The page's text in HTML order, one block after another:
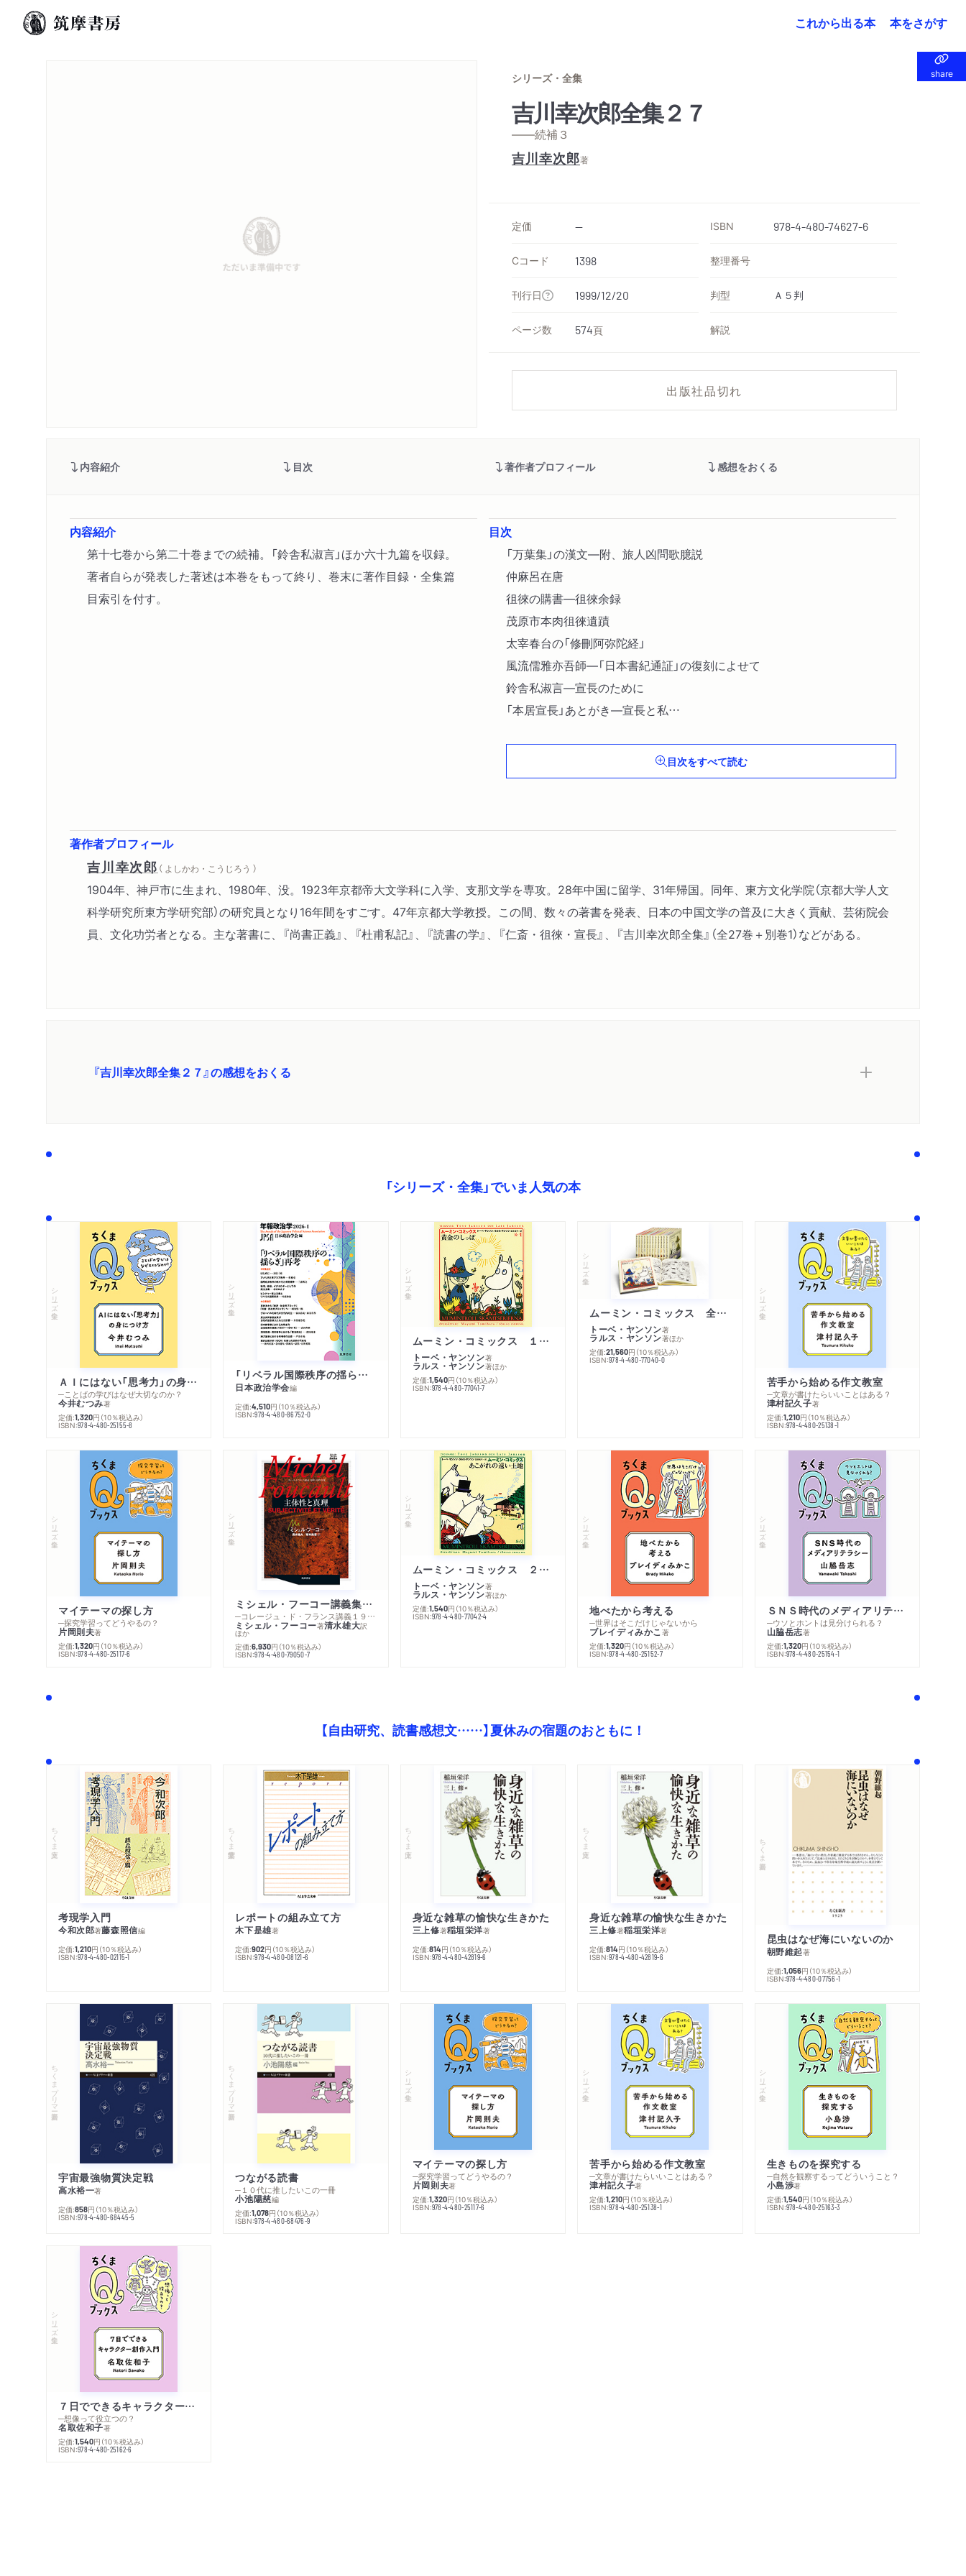
これから出る本 本をさがす
share
share
シリーズ・全集
吉川幸次郎全集２７
——続補３
吉川幸次郎著
定価 -- ISBN 978-4-480-74627-6
Cコード 1398 整理番号
刊行日 1999/12/20 判型 Ａ５判
ページ数 574頁 解説
出版社品切れ
内容紹介 目次 著作者プロフィール 感想をおくる
内容紹介
第十七巻から第二十巻までの続補。「鈴舎私淑言」ほか六十九篇を収録。
著者自らが発表した著述は本巻をもって終り、巻末に著作目録・全集篇
目索引を付す。
目次
「万葉集」の漢文―附、旅人凶問歌臆説
仲麻呂在唐
徂徠の購書―徂徠余録
茂原市本肉徂徠遺蹟
太宰春台の「修刪阿弥陀経」
風流儒雅亦吾師―「日本書紀通証」の復刻によせて
鈴舎私淑言―宣長のために
「本居宣長」あとがき―宣長と私
海保元備「漁村文話」解説〔ほか〕 目次をすべて読む
著作者プロフィール
吉川幸次郎 （ よしかわ・こうじろう ）
1904年、神戸市に生まれ、1980年、没。1923年京都帝大文学科に入学、支那文学を専攻。28年中国に留学、31年帰国。同年、東方文化学院（京都大学人文
科学研究所東方学研究部）の研究員となり16年間をすごす。47年京都大学教授。この間、数々の著書を発表、日本の中国文学の普及に大きく貢献、芸術院会
員、文化功労者となる。主な著書に、『尚書正義』、『杜甫私記』、『読書の学』、『仁斎・徂徠・宣長』、『吉川幸次郎全集』（全27巻＋別巻1）などがある。
『吉川幸次郎全集２７』の感想をおくる
「シリーズ・全集」でいま人気の本
シリーズ・全集
ＡＩにはない「思考力」の身につけ方
─ことばの学びはなぜ大切なのか？
今井むつみ著
定価:1,320円 （10％税込み）
ISBN:978-4-480-25155-8
シリーズ・全集
「リベラル国際秩序の揺らぎ」再考 年報政治学２０２６‐Ⅰ
日本政治学会編
定価:4,510円 （10％税込み）
ISBN:978-4-480-86752-0
シリーズ・全集
ムーミン・コミックス １ 黄金のしっぽ
トーベ・ヤンソン著
ラルス・ヤンソン著ほか
定価:1,540円 （10％税込み）
ISBN:978-4-480-77041-7
シリーズ・全集
ムーミン・コミックス 全１４巻セット
トーベ・ヤンソン著
ラルス・ヤンソン著ほか
定価:21,560円 （10％税込み）
ISBN:978-4-480-77040-0
シリーズ・全集
苦手から始める作文教室
─文章が書けたらいいことはある？
津村記久子著
定価:1,210円 （10％税込み）
ISBN:978-4-480-25138-1
シリーズ・全集
マイテーマの探し方
─探究学習ってどうやるの？
片岡則夫著
定価:1,320円 （10％税込み）
ISBN:978-4-480-25117-6
シリーズ・全集
ミシェル・フーコー講義集成１０ 主体性と真理
─コレージュ・ド・フランス講義１９８０－１９８１年度
ミシェル・フーコー著清水雄大訳
ほか
定価:6,930円 （10％税込み）
ISBN:978-4-480-79050-7
シリーズ・全集
ムーミン・コミックス ２ あこがれの遠い土地
トーベ・ヤンソン著
ラルス・ヤンソン著ほか
定価:1,540円 （10％税込み）
ISBN:978-4-480-77042-4
シリーズ・全集
地べたから考える
─世界はそこだけじゃないから
ブレイディみかこ著
定価:1,320円 （10％税込み）
ISBN:978-4-480-25152-7
シリーズ・全集
ＳＮＳ時代のメディアリテラシー
─ウソとホントは見分けられる？
山脇岳志著
定価:1,320円 （10％税込み）
ISBN:978-4-480-25154-1
【自由研究、読書感想文……】夏休みの宿題のおともに！
ちくま文庫
考現学入門
今和次郎著藤森照信編
定価:1,210円 （10％税込み）
ISBN:978-4-480-02115-1
ちくま学芸文庫
レポートの組み立て方
木下是雄著
定価:902円 （10％税込み）
ISBN:978-4-480-08121-6
ちくま文庫
身近な雑草の愉快な生きかた
三上修著稲垣栄洋著
定価:814円 （10％税込み）
ISBN:978-4-480-42819-6
ちくま文庫
身近な雑草の愉快な生きかた
三上修著稲垣栄洋著
定価:814円 （10％税込み）
ISBN:978-4-480-42819-6
ちくま新書
昆虫はなぜ海にいないのか
朝野維起著
定価:1,056円 （10％税込み）
ISBN:978-4-480-07756-1
ちくまプリマー新書
宇宙最強物質決定戦
高水裕一著
定価:858円 （10％税込み）
ISBN:978-4-480-68445-5
ちくまプリマー新書
つながる読書
─１０代に推したいこの一冊
小池陽慈編
定価:1,078円 （10％税込み）
ISBN:978-4-480-68476-9
シリーズ・全集
マイテーマの探し方
─探究学習ってどうやるの？
片岡則夫著
定価:1,320円 （10％税込み）
ISBN:978-4-480-25117-6
シリーズ・全集
苦手から始める作文教室
─文章が書けたらいいことはある？
津村記久子著
定価:1,210円 （10％税込み）
ISBN:978-4-480-25138-1
シリーズ・全集
生きものを探究する
─自然を観察するってどういうこと？
小島渉著
定価:1,540円 （10％税込み）
ISBN:978-4-480-25163-3
シリーズ・全集
７日でできるキャラクター創作入門
─想像って役立つの？
名取佐和子著
定価:1,540円 （10％税込み）
ISBN:978-4-480-25162-6